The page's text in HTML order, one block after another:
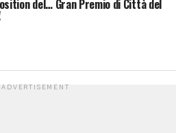
del… Gran Premio di Città del
ADVERTISEMENT